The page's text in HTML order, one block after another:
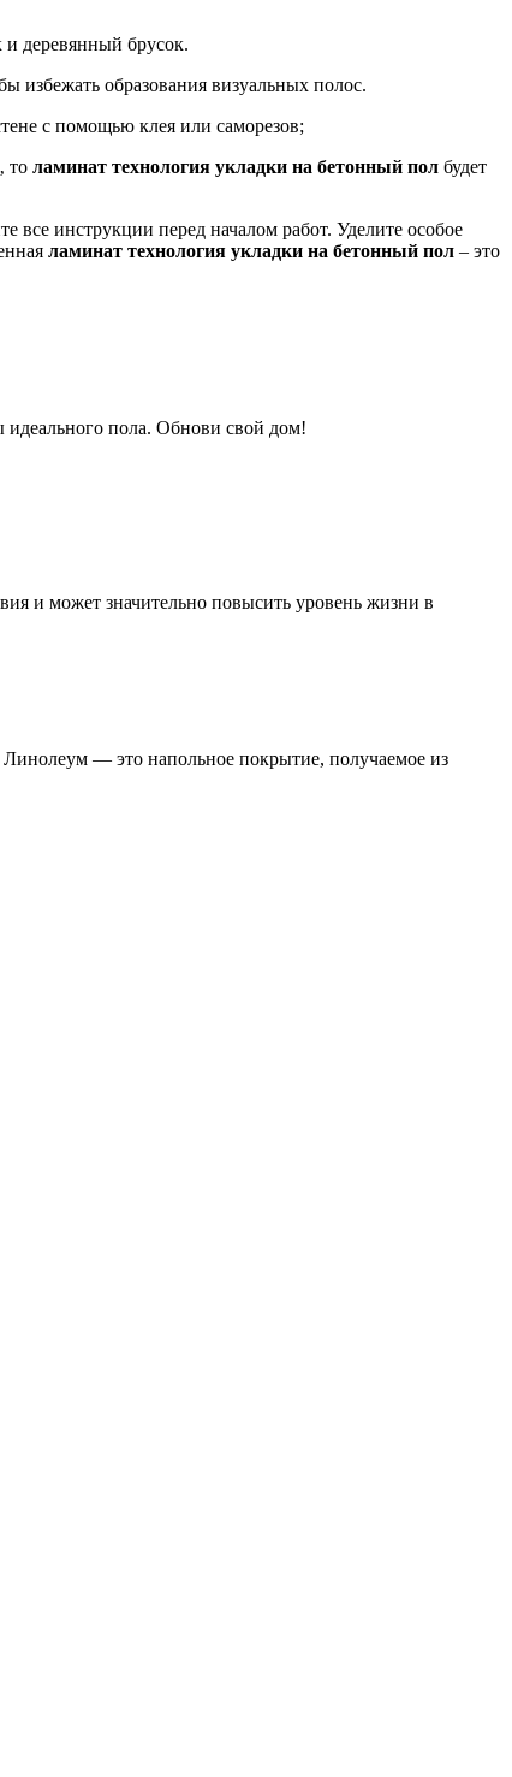
деревянный брусок.
избежать образования визуальных полос.
с помощью клея или саморезов;
то ламинат технология укладки на бетонный пол будет
все инструкции перед началом работ. Уделите особое
ламинат технология укладки на бетонный пол – это
идеального пола. Обнови свой дом!
и может значительно повысить уровень жизни в
— это напольное покрытие, получаемое из